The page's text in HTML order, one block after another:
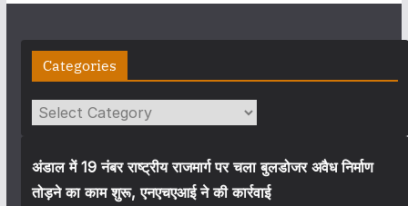
Categories
Categories
अंडाल में 19 नंबर राष्ट्रीय राजमार्ग पर चला बुलडोजर अवैध निर्माण
तोड़ने का काम शुरू, एनएचएआई ने की कार्रवाई